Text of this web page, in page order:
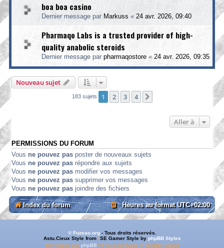
boa boa casino
Dernier message par Markuss « 24 avr. 2026, 09:40
Pharmaqo Labs is a trusted provider of high-
quality anabolic steroids
Dernier message par pharmaqostore « 24 avr. 2026, 09:35
Nouveau sujet
183 sujets 1 2 3 4
Aller à
PERMISSIONS DU FORUM
Vous ne pouvez pas poster de nouveaux sujets
Vous ne pouvez pas répondre aux sujets
Vous ne pouvez pas modifier vos messages
Vous ne pouvez pas supprimer vos messages
Vous ne pouvez pas joindre des fichiers
Index du forum Heures au formatUTC+02:00
© Fuzeao.org- Tous droits réservés.
Astu.Cieux Style from *SE Gamer Style by phpBB Styles
Développé parphpBB® Forum Software © phpBB Limited